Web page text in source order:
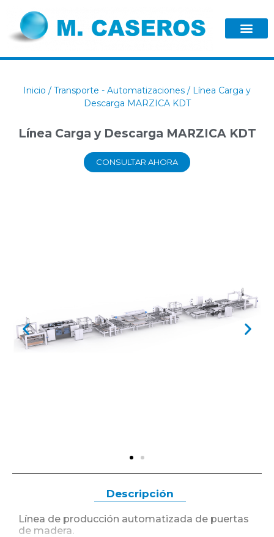
Inicio / Transporte - Automatizaciones / Línea Carga y
Descarga MARZICA KDT
Línea Carga y Descarga MARZICA KDT
CONSULTAR AHORA
Descripción
Línea de producción automatizada de puertas
de madera.